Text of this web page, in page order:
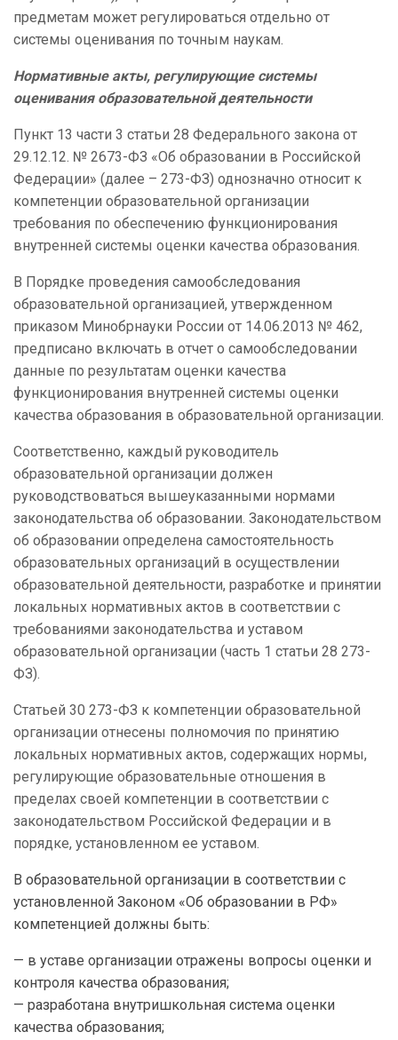
предметам может регулироваться отдельно от
системы оценивания по точным наукам.
Нормативные акты, регулирующие системы
оценивания образовательной деятельности
Пункт 13 части 3 статьи 28 Федерального закона от
29.12.12. № 2673-ФЗ «Об образовании в Российской
Федерации» (далее – 273-ФЗ) однозначно относит к
компетенции образовательной организации
требования по обеспечению функционирования
внутренней системы оценки качества образования.
В Порядке проведения самообследования
образовательной организацией, утвержденном
приказом Минобрнауки России от 14.06.2013 № 462,
предписано включать в отчет о самообследовании
данные по результатам оценки качества
функционирования внутренней системы оценки
качества образования в образовательной организации.
Соответственно, каждый руководитель
образовательной организации должен
руководствоваться вышеуказанными нормами
законодательства об образовании. Законодательством
об образовании определена самостоятельность
образовательных организаций в осуществлении
образовательной деятельности, разработке и принятии
локальных нормативных актов в соответствии с
требованиями законодательства и уставом
образовательной организации (часть 1 статьи 28 273-
ФЗ).
Статьей 30 273-ФЗ к компетенции образовательной
организации отнесены полномочия по принятию
локальных нормативных актов, содержащих нормы,
регулирующие образовательные отношения в
пределах своей компетенции в соответствии с
законодательством Российской Федерации и в
порядке, установленном ее уставом.
В образовательной организации в соответствии с
установленной Законом «Об образовании в РФ»
компетенцией должны быть:
— в уставе организации отражены вопросы оценки и
контроля качества образования;
— разработана внутришкольная система оценки
качества образования;